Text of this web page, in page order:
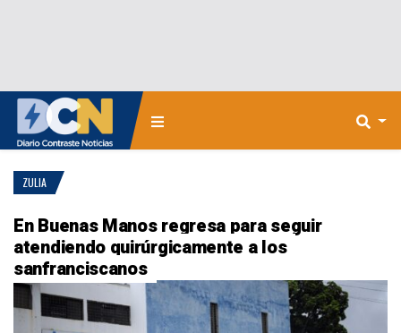
ZULIA
En Buenas Manos regresa para seguir
atendiendo quirúrgicamente a los
sanfranciscanos